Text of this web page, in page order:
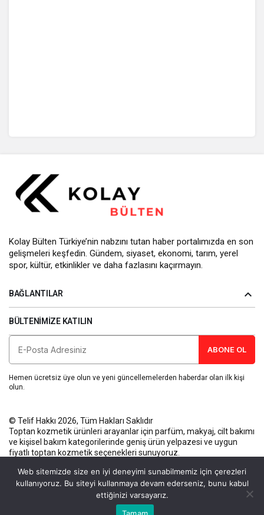
Bu web sitesinde en iyi deneyimi yaşamanızı sağlamak için
Kolay Bülten Türkiye’nin nabzını tutan haber portalımızda en son
gelişmeleri keşfedin. Gündem, siyaset, ekonomi, tarım, yerel
spor, kültür, etkinlikler ve daha fazlasını kaçırmayın.
BAĞLANTILAR
BÜLTENIMIZE KATILIN
ABONE OL
Hemen ücretsiz üye olun ve yeni güncellemelerden haberdar olan ilk kişi
olun.
© Telif Hakkı 2026, Tüm Hakları Saklıdır
Toptan kozmetik ürünleri arayanlar için parfüm, makyaj, cilt bakımı
ve kişisel bakım kategorilerinde geniş ürün yelpazesi ve uygun
fiyatlı toptan kozmetik seçenekleri sunuyoruz.
Web sitemizde size en iyi deneyimi sunabilmemiz için çerezleri
kullanıyoruz. Bu siteyi kullanmaya devam ederseniz, bunu kabul
ettiğinizi varsayarız.
Tamam